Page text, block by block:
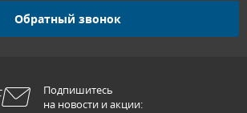
Обратный звонок
Подпишитесь
на новости и акции: